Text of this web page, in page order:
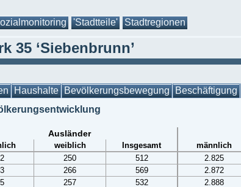
'Stadtteile' Stadtregionen
35 ‘Siebenbrunn’
Haushalte Bevölkerungsbewegung Beschäftigung
Ausländer
weiblich Insgesamt männlich
250 512 2.825
266 569 2.872
257 532 2.888